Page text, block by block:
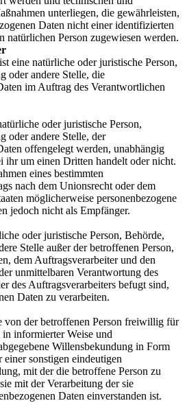
unterliegen, die gewährleisten,
Daten nicht einer identifizierten
natürlichen Person zugewiesen werden.
eine natürliche oder juristische Person,
oder andere Stelle, die
im Auftrag des Verantwortlichen
oder juristische Person,
oder andere Stelle, der
offengelegt werden, unabhängig
ihr um einen Dritten handelt oder nicht.
eines bestimmten
nach dem Unionsrecht oder dem
möglicherweise personenbezogene
jedoch nicht als Empfänger.
oder juristische Person, Behörde,
Stelle außer der betroffenen Person,
dem Auftragsverarbeiter und den
unmittelbaren Verantwortung des
des Auftragsverarbeiters befugt sind,
Daten zu verarbeiten.
der betroffenen Person freiwillig für
informierter Weise und
Willensbekundung in Form
sonstigen eindeutigen
mit der die betroffene Person zu
mit der Verarbeitung der sie
Daten einverstanden ist.